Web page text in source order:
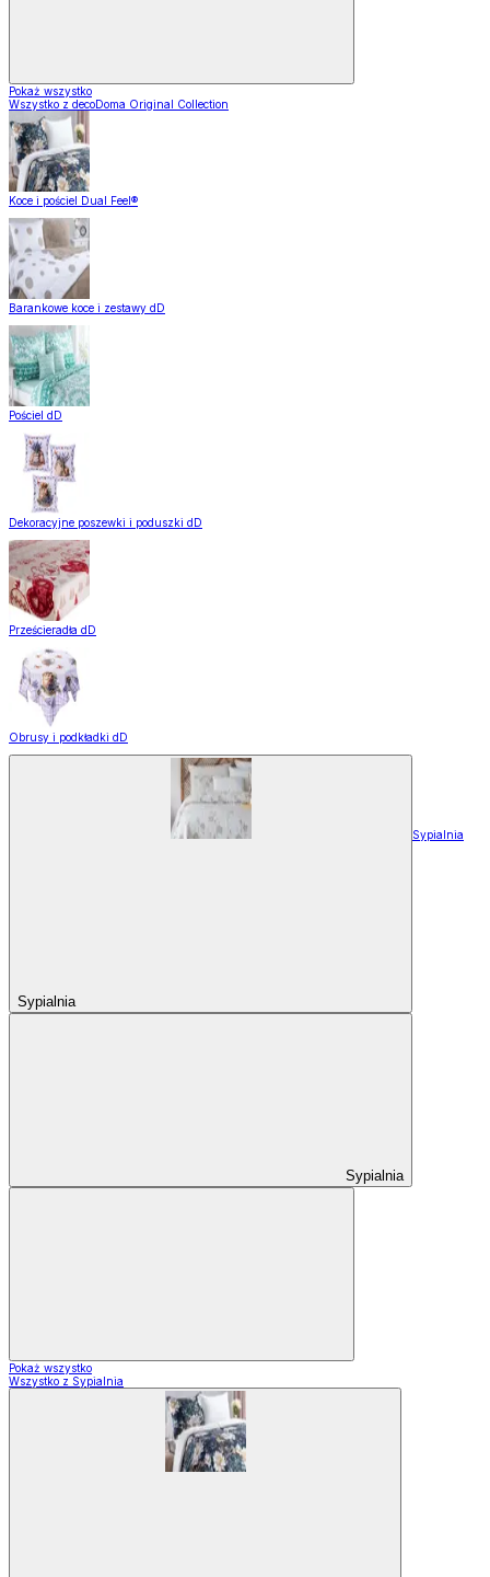
Pokaż wszystko
Wszystko z decoDoma Original Collection
Koce i pościel Dual Feel®
Barankowe koce i zestawy dD
Pościel dD
Dekoracyjne poszewki i poduszki dD
Prześcieradła dD
Obrusy i podkładki dD
Sypialnia
Sypialnia
Sypialnia
Pokaż wszystko
Wszystko z Sypialnia